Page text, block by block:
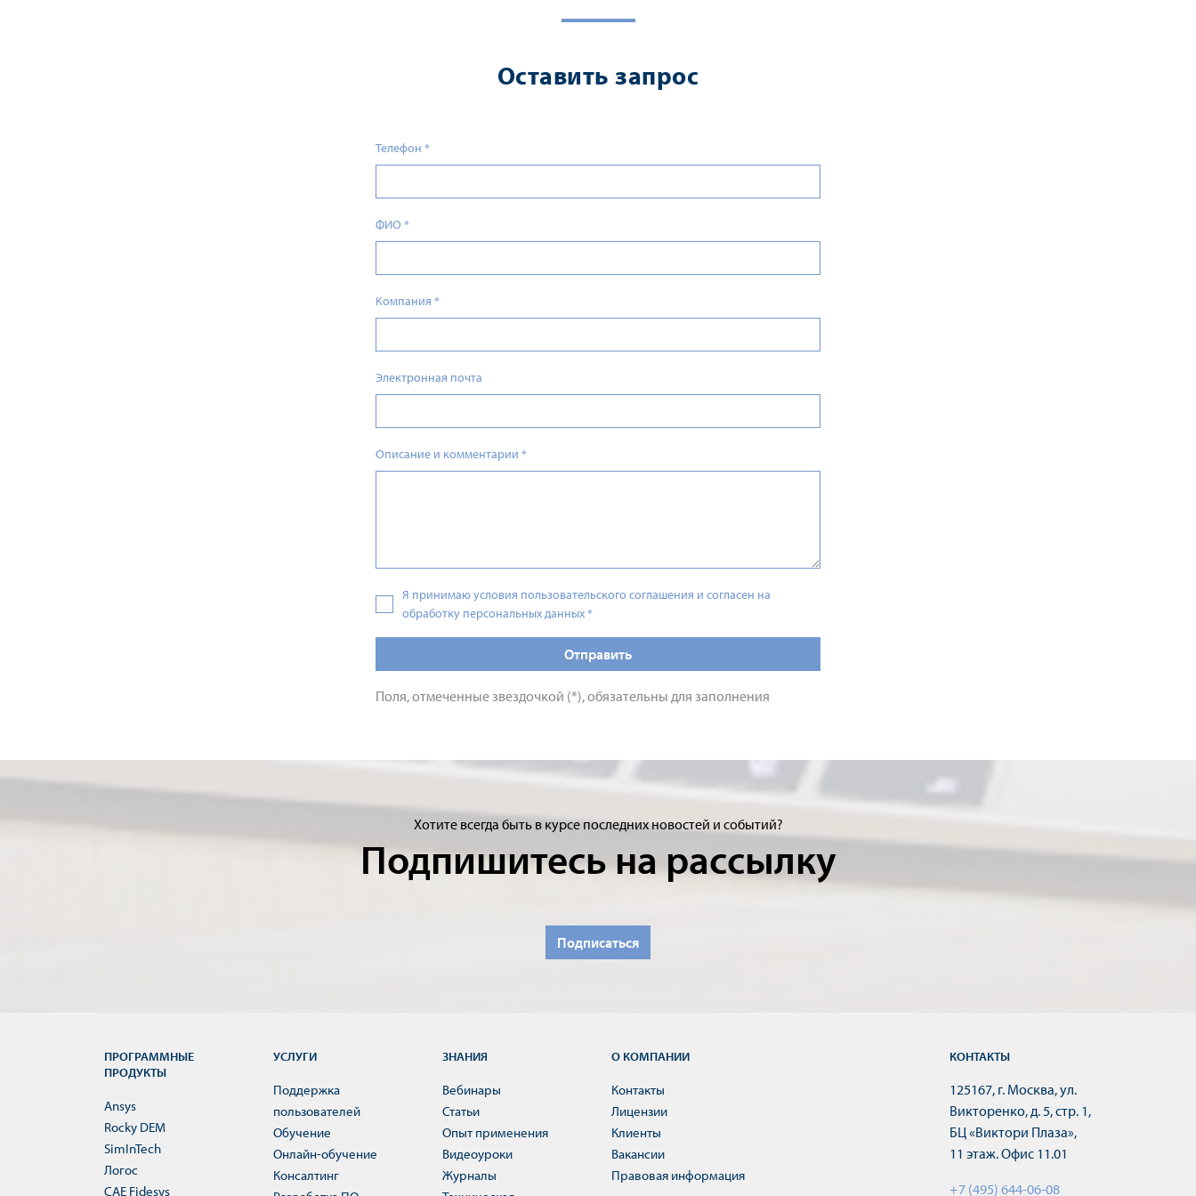
Оставить запрос
Телефон *
ФИО *
Компания *
Электронная почта
Описание и комментарии *
Я принимаю условия пользовательского соглашения и согласен на
обработку персональных данных*
Отправить
Поля, отмеченные звездочкой (*), обязательны для заполнения
Хотите всегда быть в курсе последних новостей и событий?
Подпишитесь на рассылку
Подписаться
ПРОГРАММНЫЕ
ПРОДУКТЫ
Ansys
Rocky DEM
SimInTech
Логос
CAE Fidesys
УСЛУГИ
Поддержка
пользователей
Обучение
Онлайн-обучение
Консалтинг
ЗНАНИЯ
Вебинары
Статьи
Опыт применения
Видеоуроки
Журналы
О КОМПАНИИ
Контакты
Лицензии
Клиенты
Вакансии
Правовая информация
КОНТАКТЫ
125167, г. Москва, ул.
Викторенко, д. 5, стр. 1,
БЦ «Виктори Плаза»,
11 этаж. Офис 11.01
+7 (495) 644-06-08